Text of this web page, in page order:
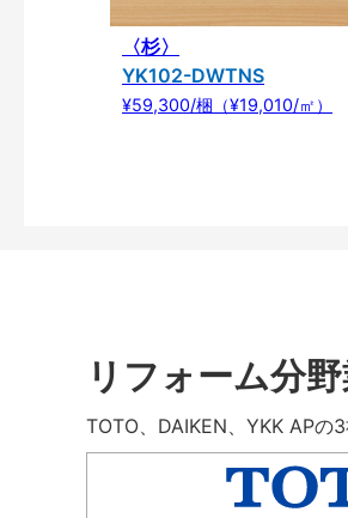
〈杉〉
YK102-DWTNS
¥59,300/梱（¥19,010/㎡）
リフォーム分
TOTO、DAIKEN、YKK APの